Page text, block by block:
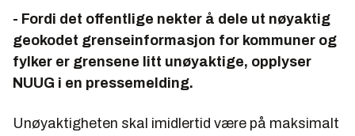
- Fordi det offentlige nekter å dele ut nøyaktig
geokodet grenseinformasjon for kommuner og
fylker er grensene litt unøyaktige, opplyser
NUUG i en pressemelding.
Unøyaktigheten skal imidlertid være på maksimalt